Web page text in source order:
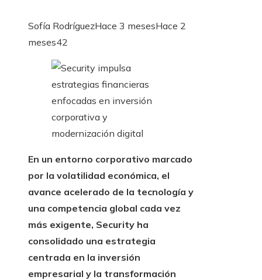
Sofía RodríguezHace 3 mesesHace 2
meses42
En un entorno corporativo marcado
por la volatilidad económica, el
avance acelerado de la tecnología y
una competencia global cada vez
más exigente, Security ha
consolidado una estrategia
centrada en la inversión
empresarial y la transformación